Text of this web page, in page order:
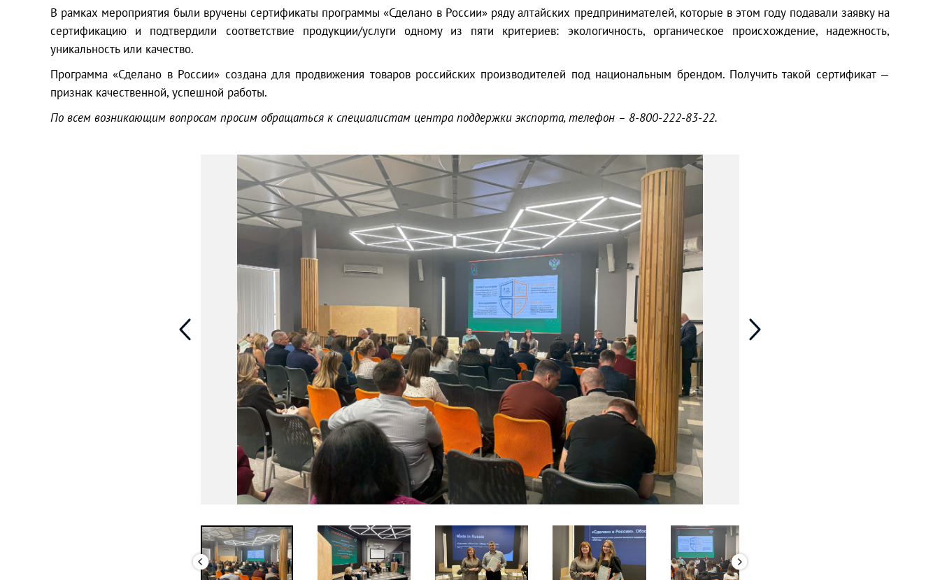
В рамках мероприятия были вручены сертификаты программы «Сделано в России» ряду алтайских предпринимателей, которые в этом году подавали заявку на
сертификацию и подтвердили соответствие продукции/услуги одному из пяти критериев: экологичность, органическое происхождение, надежность,
уникальность или качество.
Программа «Сделано в России» создана для продвижения товаров российских производителей под национальным брендом. Получить такой сертификат —
признак качественной, успешной работы.
По всем возникающим вопросам просим обращаться к специалистам центра поддержки экспорта, телефон – 8-800-222-83-22.